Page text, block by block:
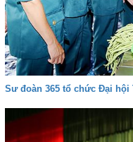
Sư đoàn 365 tổ chức Đại hội